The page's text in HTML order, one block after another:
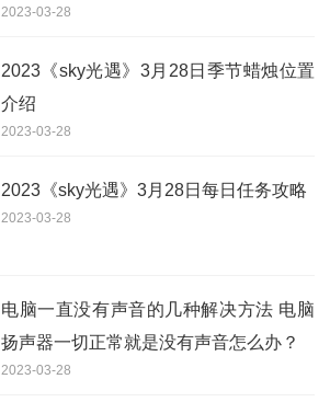
2023-03-28
2023《sky光遇》3月28日季节蜡烛位置
介绍
2023-03-28
2023《sky光遇》3月28日每日任务攻略
2023-03-28
电脑一直没有声音的几种解决方法 电脑
扬声器一切正常就是没有声音怎么办？
2023-03-28